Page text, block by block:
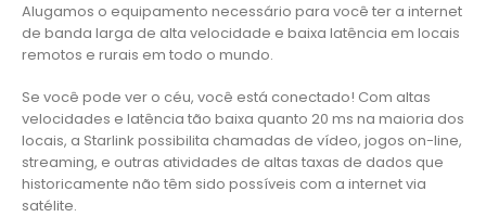
Alugamos o equipamento necessário para você ter a internet
de banda larga de alta velocidade e baixa latência em locais
remotos e rurais em todo o mundo.
Se você pode ver o céu, você está conectado! Com altas
velocidades e latência tão baixa quanto 20 ms na maioria dos
locais, a Starlink possibilita chamadas de vídeo, jogos on-line,
streaming, e outras atividades de altas taxas de dados que
historicamente não têm sido possíveis com a internet via
satélite.